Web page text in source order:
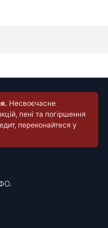
Несвоєчасне
пені та погіршення
переконайтеся у